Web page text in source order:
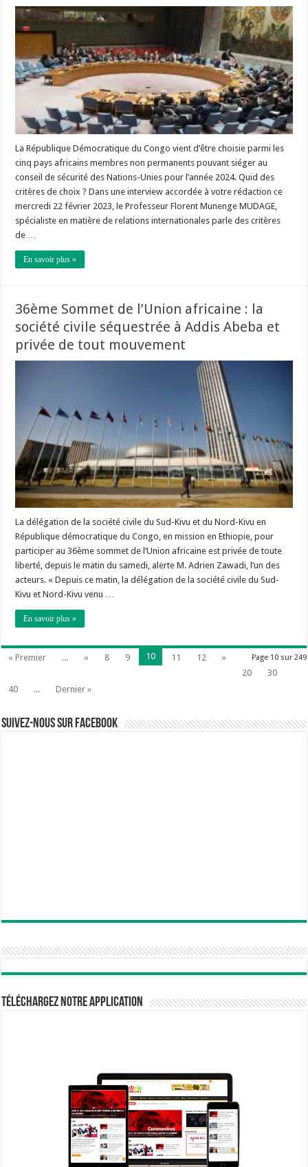
La République Démocratique du Congo vient d’être choisie parmi les
cinq pays africains membres non permanents pouvant siéger au
conseil de sécurité des Nations-Unies pour l’année 2024. Quid des
critères de choix ? Dans une interview accordée à votre rédaction ce
mercredi 22 février 2023, le Professeur Florent Munenge MUDAGE,
spécialiste en matière de relations internationales parle des critères
de …
En savoir plus »
36ème Sommet de l’Union africaine : la
société civile séquestrée à Addis Abeba et
privée de tout mouvement
La délégation de la société civile du Sud-Kivu et du Nord-Kivu en
République démocratique du Congo, en mission en Ethiopie, pour
participer au 36ème sommet de l’Union africaine est privée de toute
liberté, depuis le matin du samedi, alerte M. Adrien Zawadi, l’un des
acteurs. « Depuis ce matin, la délégation de la société civile du Sud-
Kivu et Nord-Kivu venu …
En savoir plus »
Page 10 sur 249
« Premier ... « 8 9 10 11 12
»
20
30
40
... Dernier »
Suivez-nous sur Facebook
Téléchargez notre Application